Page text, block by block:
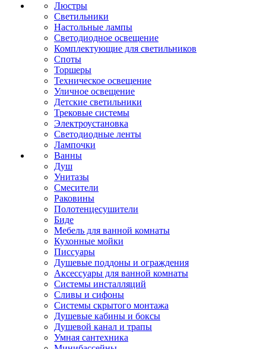
Люстры
Светильники
Настольные лампы
Светодиодное освещение
Комплектующие для светильников
Споты
Торшеры
Техническое освещение
Уличное освещение
Детские светильники
Трековые системы
Электроустановка
Светодиодные ленты
Лампочки
Ванны
Душ
Унитазы
Смесители
Раковины
Полотенцесушители
Биде
Мебель для ванной комнаты
Кухонные мойки
Писсуары
Душевые поддоны и ограждения
Аксессуары для ванной комнаты
Системы инсталляций
Сливы и сифоны
Системы скрытого монтажа
Душевые кабины и боксы
Душевой канал и трапы
Умная сантехника